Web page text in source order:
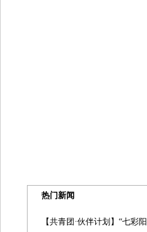
热门新闻
【共青团·伙伴计划】“七彩